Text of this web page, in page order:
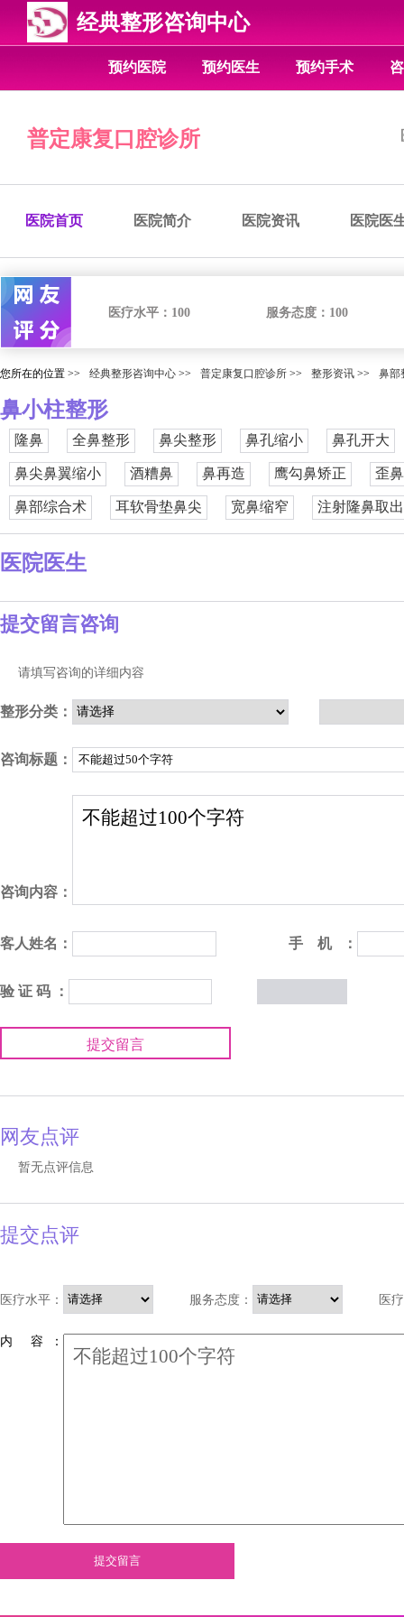
经典整形咨询中心
预约医院 预约医生 预约手术
普定康复口腔诊所
医院首页 医院简介 医院资讯 医院医
医疗水平： 100 服务态度： 100
您所在的位置 >> 经典整形咨询中心 >> 普定康复口腔诊所 >> 整形资讯 >> 鼻部
鼻小柱整形
隆鼻 全鼻整形 鼻尖整形 鼻孔缩小 鼻孔开大
鼻尖鼻翼缩小 酒糟鼻 鼻再造 鹰勾鼻矫正 歪
鼻部综合术 耳软骨垫鼻尖 宽鼻缩窄 注射隆鼻取出
医院医生
提交留言咨询
请填写咨询的详细内容
整形分类：
咨询标题：
咨询内容：
客人姓名： 手 机 ：
验 证 码 ：
提交留言
网友点评
暂无点评信息
提交点评
医疗水平： 服务态度： 医
内 容 ：
提交留言